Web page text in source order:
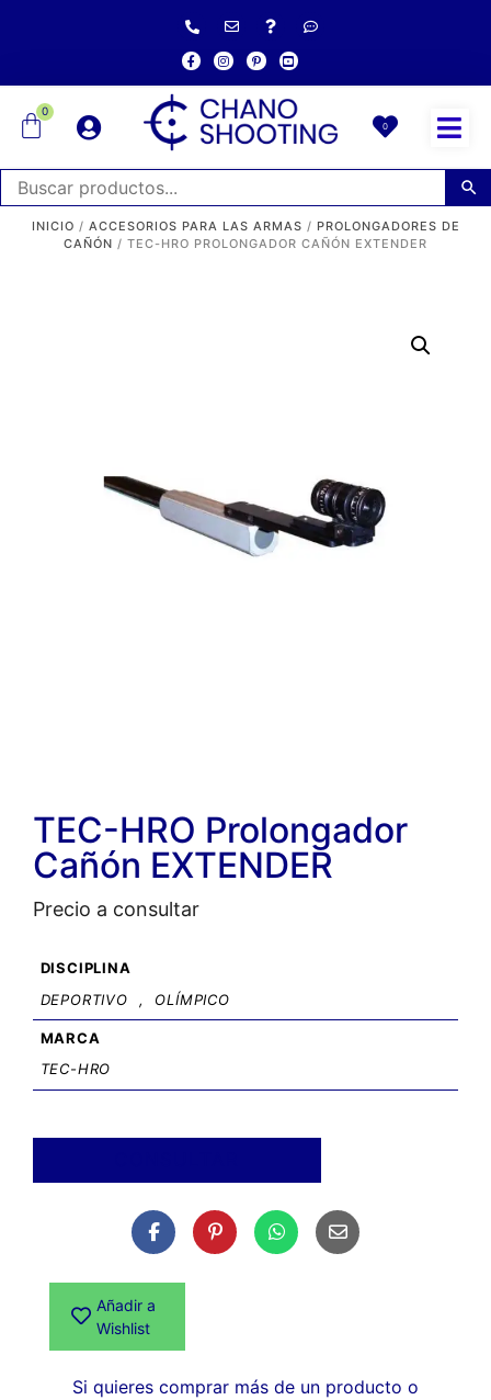
0
0
INICIO / ACCESORIOS PARA LAS ARMAS / PROLONGADORES DE
CAÑÓN / TEC-HRO PROLONGADOR CAÑÓN EXTENDER
TEC-HRO Prolongador
Cañón EXTENDER
Precio a consultar
DISCIPLINA
DEPORTIVO
, OLÍMPICO
MARCA
TEC-HRO
Añadir a
Wishlist
Si quieres comprar más de un producto o